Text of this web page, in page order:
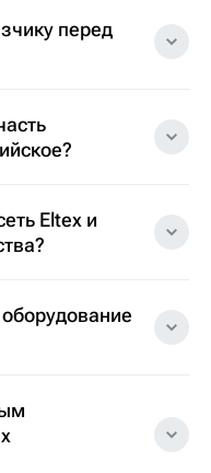
перед
Eltex и